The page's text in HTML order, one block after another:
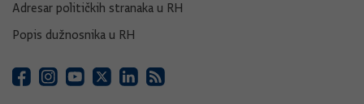
Adresar političkih stranaka u RH
Popis dužnosnika u RH